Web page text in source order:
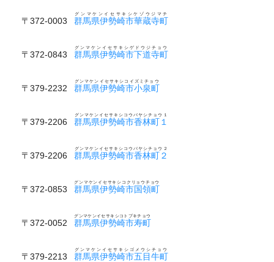
〒372-0003 群馬県伊勢崎市華蔵寺町
グンマケンイセサキシケゾウジマチ
〒372-0843 群馬県伊勢崎市下道寺町
グンマケンイセサキシゲドウジチョウ
〒379-2232 群馬県伊勢崎市小泉町
グンマケンイセサキシコイズミチョウ
〒379-2206 群馬県伊勢崎市香林町１
グンマケンイセサキシコウバヤシチョウ１
〒379-2206 群馬県伊勢崎市香林町２
グンマケンイセサキシコウバヤシチョウ２
〒372-0853 群馬県伊勢崎市国領町
グンマケンイセサキシコクリョウチョウ
〒372-0052 群馬県伊勢崎市寿町
グンマケンイセサキシコトブキチョウ
〒379-2213 群馬県伊勢崎市五目牛町
グンマケンイセサキシゴメウシチョウ